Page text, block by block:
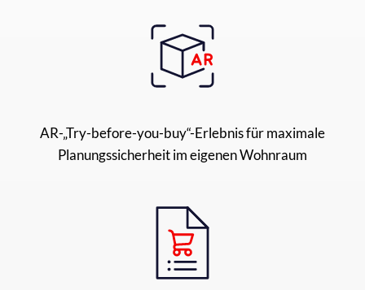
AR-„Try-before-you-buy“-Erlebnis für maximale
Planungssicherheit im eigenen Wohnraum